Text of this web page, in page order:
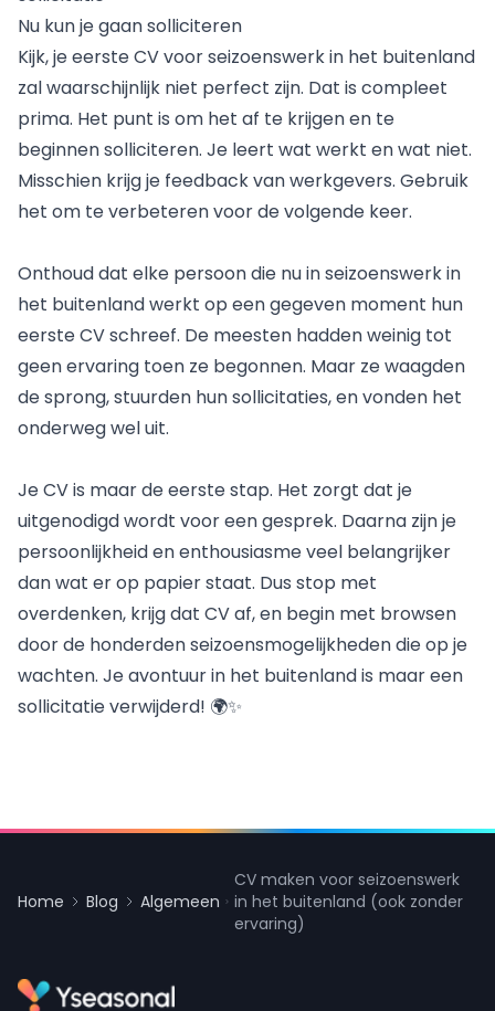
Nu kun je gaan solliciteren
Kijk, je eerste CV voor seizoenswerk in het buitenland
zal waarschijnlijk niet perfect zijn. Dat is compleet
prima. Het punt is om het af te krijgen en te
beginnen solliciteren. Je leert wat werkt en wat niet.
Misschien krijg je feedback van werkgevers. Gebruik
het om te verbeteren voor de volgende keer.
Onthoud dat elke persoon die nu in seizoenswerk in
het buitenland werkt op een gegeven moment hun
eerste CV schreef. De meesten hadden weinig tot
geen ervaring toen ze begonnen. Maar ze waagden
de sprong, stuurden hun sollicitaties, en vonden het
onderweg wel uit.
Je CV is maar de eerste stap. Het zorgt dat je
uitgenodigd wordt voor een gesprek. Daarna zijn je
persoonlijkheid en enthousiasme veel belangrijker
dan wat er op papier staat. Dus stop met
overdenken, krijg dat CV af, en begin met browsen
door de honderden seizoensmogelijkheden die op je
wachten. Je avontuur in het buitenland is maar een
sollicitatie verwijderd! 🌍✨
Home Blog Algemeen
CV maken voor seizoenswerk
in het buitenland (ook zonder
ervaring)